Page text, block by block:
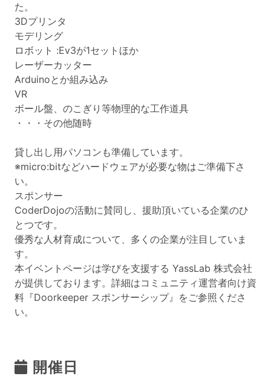
た。
3Dプリンタ
モデリング
ロボット :Ev3が1セットほか
レーザーカッター
Arduinoとか組み込み
VR
ボール盤、のこぎり等物理的な工作道具
・・・その他随時
貸し出し用パソコンも準備しています。
※micro:bitなどハードウェアが必要な物はご準備下さ
い。
スポンサー
CoderDojoの活動に賛同し、援助頂いている企業のひ
とつです。
優秀な人材育成について、多くの企業が注目していま
す。
本イベントページは学びを支援する YassLab 株式会社
が提供しております。詳細はコミュニティ運営者向け資
料『Doorkeeper スポンサーシップ』をご参照くださ
い。
開催日